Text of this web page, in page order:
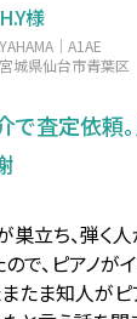
ウォールナ
ット
ォールナ
H.Y様
YAHAMA｜A1AE
宮城県仙台市青葉区
で査定依頼
巣立ち、弾く
で、ピアノが
またま知人が